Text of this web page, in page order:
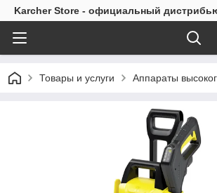
Karcher Store - официальный
Товары и услуги Аппараты